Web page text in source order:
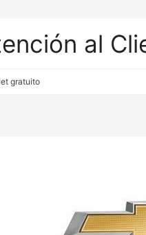
al
gratuito